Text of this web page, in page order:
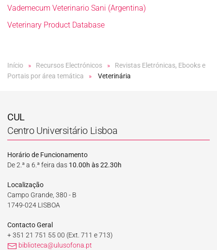
Vademecum Veterinario Sani (Argentina)
Veterinary Product Database
Início Recursos Electrónicos
Revistas Eletrónicas, Ebooks e
Portais por área temática
Veterinária
CUL
Centro Universitário Lisboa
Horário de Funcionamento
De 2.ª a 6.ª feira das 10.00h às 22.30h
Localização
Campo Grande, 380 - B
1749-024 LISBOA
Contacto Geral
+ 351 21 751 55 00 (Ext. 711 e 713)
biblioteca@ulusofona.pt